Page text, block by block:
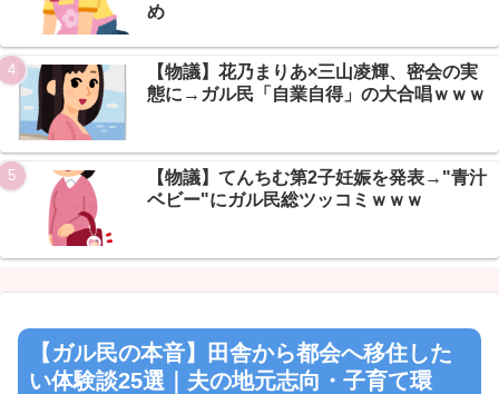
Powered by livedoor 相互RSS
め
【物議】花乃まりあ×三山凌輝、密会の実
態に→ガル民「自業自得」の大合唱ｗｗｗ
【物議】てんちむ第2子妊娠を発表→"青汁
ベビー"にガル民総ツッコミｗｗｗ
【ガル民の本音】田舎から都会へ移住した
い体験談25選｜夫の地元志向・子育て環